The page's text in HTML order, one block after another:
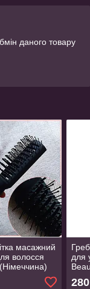
даного товару
масажний
волосся
для
280